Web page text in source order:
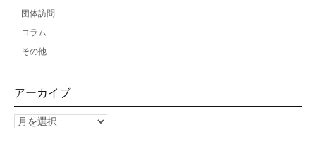
団体訪問
コラム
その他
アーカイブ